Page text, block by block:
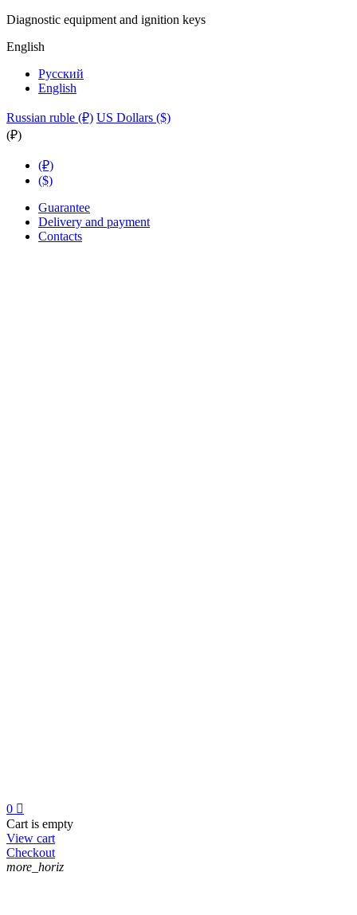
Diagnostic equipment and ignition keys
English
Русский
English
Russian ruble (₽) US Dollars ($)
(₽)
(₽)
($)
Guarantee
Delivery and payment
Contacts
0 
Cart is empty
View cart
Checkout
more_horiz